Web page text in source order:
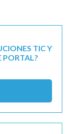
TIC Y
PORTAL?